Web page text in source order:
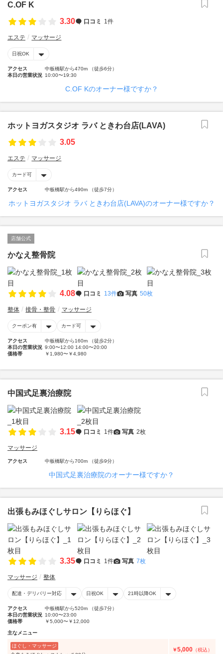
C.OF K
3.30
口コミ 1件
エステ マッサージ
日祝OK
アクセス
中板橋駅から470m （徒歩6分）
本日の営業状況 10:00〜19:30
C.OF Kのオーナー様ですか？
ホットヨガスタジオ ラバ ときわ台店(LAVA)
3.05
エステ マッサージ
カード可
アクセス 中板橋駅から490m （徒歩7分）
ホットヨガスタジオ ラバ ときわ台店(LAVA)のオーナー様ですか？
店舗公式
かなえ整骨院
4.08 口コミ 13件 写真 50枚
整体 接骨・整骨 マッサージ
クーポン有 カード可
アクセス
中板橋駅から160m （徒歩2分）
本日の営業状況 9:00〜12:00 14:00〜20:00
価格帯
￥1,980〜￥4,980
中国式足裏治療院
3.15 口コミ 1件 写真 2枚
マッサージ
アクセス 中板橋駅から700m （徒歩9分）
中国式足裏治療院のオーナー様ですか？
出張もみほぐしサロン【りらほぐ】
3.35 口コミ 1件 写真 7枚
マッサージ 整体
配達・デリバリー対応 日祝OK 21時以降OK
アクセス
中板橋駅から520m （徒歩7分）
本日の営業状況 10:00〜23:00
価格帯
￥5,000〜￥12,000
主なメニュー
ほぐし・マッサージ
￥5,000 （税込）